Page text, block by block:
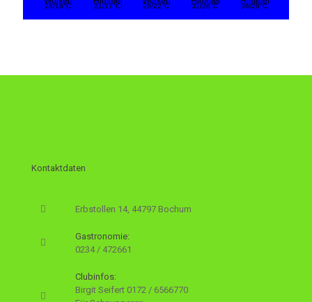
28/18°C 21/17°C 26/22°C 31/26°C 36/28°C
Kontaktdaten
Erbstollen 14, 44797 Bochum
Gastronomie:
0234 / 472661
Clubinfos:
Birgit Seifert 0172 / 6566770